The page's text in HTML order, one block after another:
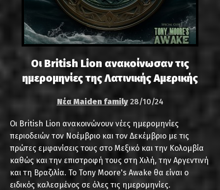
Οι British Lion ανακοίνωσαν τις
ημερομηνίες της Λατινικής Αμερικής
Νέα Maiden family 28/10/24
Οι British Lion ανακοινώνουν νέες ημερομηνίες
περιοδειών τον Νοέμβριο και τον Δεκέμβριο με τις
πρώτες εμφανίσεις τους στο Μεξικό και την Κολομβία
καθώς και την επιστροφή τους στη Χιλή, την Αργεντινή
και τη Βραζιλία. Το Tony Moore's Awake θα είναι ο
ειδικός καλεσμένος σε όλες τις ημερομηνίες.